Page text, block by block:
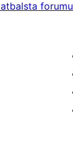
forumu